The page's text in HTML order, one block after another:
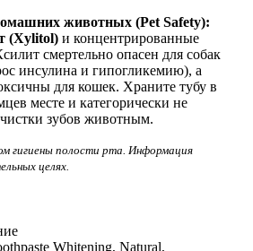
животных (Pet Safety):
(Xylitol) и концентрированные
смертельно опасен для собак
инсулина и гипогликемию), а
для кошек. Храните тубу в
месте и категорически не
зубов животным.
гигиены полости рта. Информация
целях.
Whitening, Natural,